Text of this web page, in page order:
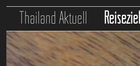
Thailand Aktuell